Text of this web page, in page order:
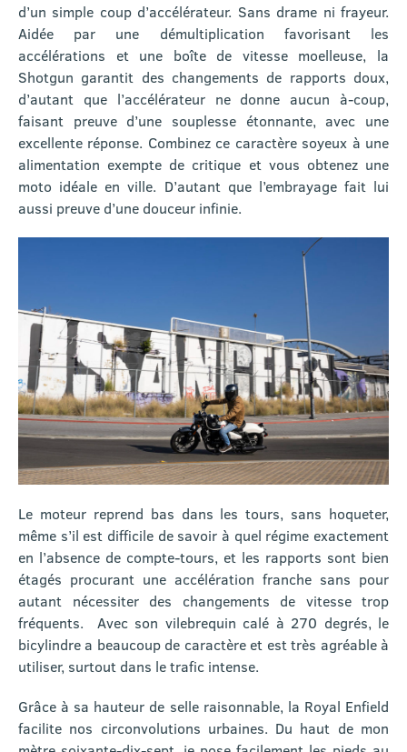
d’un simple coup d’accélérateur. Sans drame ni frayeur.
Aidée par une démultiplication favorisant les
accélérations et une boîte de vitesse moelleuse, la
Shotgun garantit des changements de rapports doux,
d’autant que l’accélérateur ne donne aucun à-coup,
faisant preuve d’une souplesse étonnante, avec une
excellente réponse. Combinez ce caractère soyeux à une
alimentation exempte de critique et vous obtenez une
moto idéale en ville. D’autant que l’embrayage fait lui
aussi preuve d’une douceur infinie.
Le moteur reprend bas dans les tours, sans hoqueter,
même s’il est difficile de savoir à quel régime exactement
en l’absence de compte-tours, et les rapports sont bien
étagés procurant une accélération franche sans pour
autant nécessiter des changements de vitesse trop
fréquents. Avec son vilebrequin calé à 270 degrés, le
bicylindre a beaucoup de caractère et est très agréable à
utiliser, surtout dans le trafic intense.
Grâce à sa hauteur de selle raisonnable, la Royal Enfield
facilite nos circonvolutions urbaines. Du haut de mon